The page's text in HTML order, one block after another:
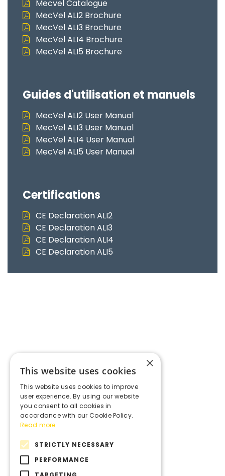
Mecvel Catalogue
MecVel ALI2 Brochure
MecVel ALI3 Brochure
MecVel ALI4 Brochure
MecVel ALI5 Brochure
Guides d'utilisation et manuels
MecVel ALI2 User Manual
MecVel ALI3 User Manual
MecVel ALI4 User Manual
MecVel ALI5 User Manual
Certifications
CE Declaration ALI2
CE Declaration ALI3
CE Declaration ALI4
CE Declaration ALI5
×
This website uses cookies
This website uses cookies to improve
user experience. By using our website
you consent to all cookies in
accordance with our Cookie Policy.
Read more
STRICTLY NECESSARY
PERFORMANCE